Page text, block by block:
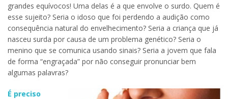
grandes equívocos! Uma delas é a que envolve o surdo. Quem é
esse sujeito? Seria o idoso que foi perdendo a audição como
consequência natural do envelhecimento? Seria a criança que já
nasceu surda por causa de um problema genético? Seria o
menino que se comunica usando sinais? Seria a jovem que fala
de forma “engraçada” por não conseguir pronunciar bem
algumas palavras?
É preciso